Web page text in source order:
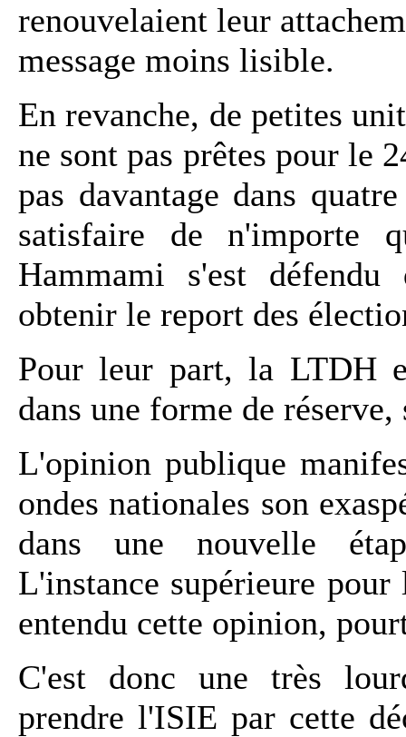
renouvelaient leur
message moins lisible.
En revanche, de petites
ne sont pas prêtes pour le
pas davantage dans
satisfaire de n'importe
Hammami s'est
obtenir le report des
Pour leur part, la LTDH
dans une forme de
L'opinion publique
ondes nationales son
dans une nouvelle
L'instance supérieure
entendu cette opinion,
C'est donc une très
prendre l'ISIE par cette